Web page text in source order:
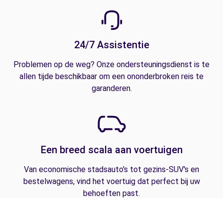
24/7 Assistentie
Problemen op de weg? Onze ondersteuningsdienst is te
allen tijde beschikbaar om een ononderbroken reis te
garanderen.
Een breed scala aan voertuigen
Van economische stadsauto's tot gezins-SUV's en
bestelwagens, vind het voertuig dat perfect bij uw
behoeften past.